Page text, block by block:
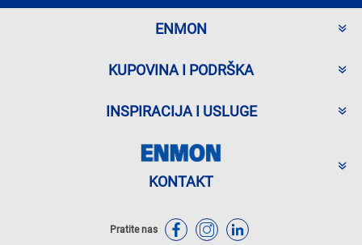
ENMON
KUPOVINA I PODRŠKA
INSPIRACIJA I USLUGE
KONTAKT
Pratite nas